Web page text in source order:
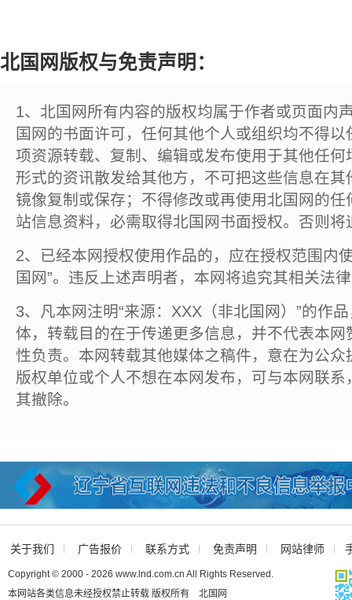
北国网版权与免责声明：
1、北国网所有内容的版权均属于作者或页面内
国网的书面许可，任何其他个人或组织均不得
项资源转载、复制、编辑或发布使用于其他任
形式的资讯散发给其他方，不可把这些信息在
镜像复制或保存；不得修改或再使用北国网的
站信息资料，必需取得北国网书面授权。否则将
2、已经本网授权使用作品的，应在授权范围内
国网”。违反上述声明者，本网将追究其相关法
3、凡本网注明“来源：XXX（非北国网）”的作
体，转载目的在于传递更多信息，并不代表本
性负责。本网转载其他媒体之稿件，意在为公
版权单位或个人不想在本网发布，可与本网联
其撤除。
关于我们 广告报价 联系方式 免责声明 网站律师
Copyright © 2000 - 2026 www.lnd.com.cn All Rights Reserved.
本网站各类信息未经授权禁止转载 版权所有 北国网